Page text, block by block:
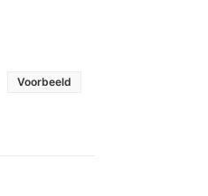
Voorbeeld